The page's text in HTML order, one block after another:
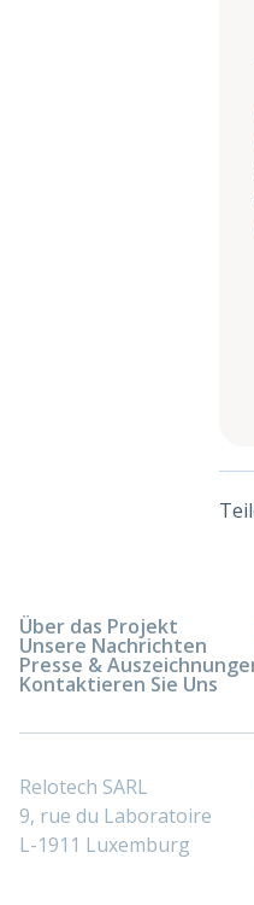
Über das Projekt
Unsere Nachrichten
Presse &
Kontaktieren Sie Uns
Relotech SARL
9, rue du Laboratoire
L-1911 Luxemburg